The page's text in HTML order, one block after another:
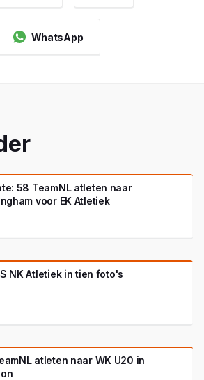
WhatsApp
58 TeamNL atleten naar
voor EK Atletiek
NK Atletiek in tien foto's
atleten naar WK U20 in